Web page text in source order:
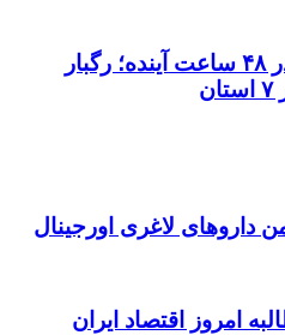
وضعیت جوی کشور در ۴۸ ساعت آینده؛ رگبار
داروهای لاغری اورجینال
امروز اقتصاد ایران